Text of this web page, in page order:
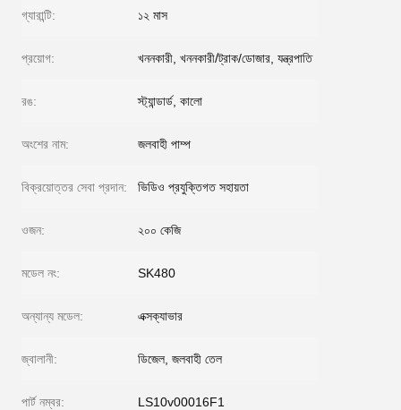
গ্যারান্টি: ১২ মাস
প্রয়োগ: খননকারী, খননকারী/ট্রাক/ডোজার, যন্ত্রপাতি
রঙ: স্ট্যান্ডার্ড, কালো
অংশের নাম: জলবাহী পাম্প
বিক্রয়োত্তর সেবা প্রদান: ভিডিও প্রযুক্তিগত সহায়তা
ওজন: ২০০ কেজি
মডেল নং: SK480
অন্যান্য মডেল: এক্সক্যাভার
জ্বালানী: ডিজেল, জলবাহী তেল
পার্ট নম্বর: LS10v00016F1